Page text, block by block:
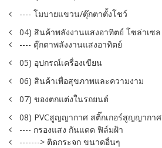
---- โมบายแขวน/ตุ๊กตาตั้งโชว์
04) สินค้าพลังงานแสงอาทิตย์ โซล่าเซล
---- ตุ๊กตาพลังงานแสงอาทิตย์
05) อุปกรณ์เครื่องเขียน
06) สินค้าเพื่อสุขภาพและความงาม
07) ของตกแต่งในรถยนต์
08) PVCสูญญากาศ สติ๊กเกอร์สูญญากาศ
---- กรองแสง กันแดด ฟิล์มฝ้า
-------> ติดกระจก ขนาดอื่นๆ